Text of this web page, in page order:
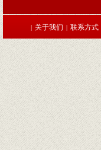
| 关于我们 | 联系方式